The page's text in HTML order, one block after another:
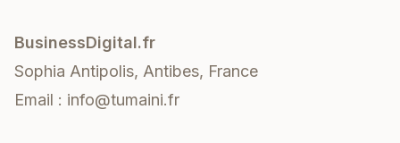
BusinessDigital.fr
Sophia Antipolis, Antibes, France
Email : info@tumaini.fr